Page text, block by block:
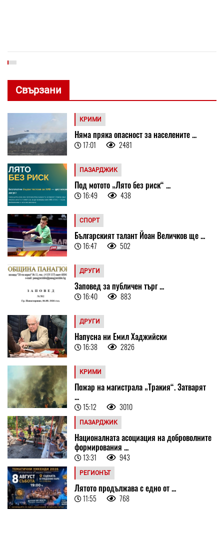
Свързани
КРИМИ
Няма пряка опасност за населените ...
17:01 2481
ПАЗАРДЖИК
Под мотото „Лято без риск“ ...
16:49 438
СПОРТ
Българският талант Йоан Величков ще ...
16:47 502
ДРУГИ
Заповед за публичен търг ...
16:40 883
ДРУГИ
Напусна ни Емил Хаджийски
16:38 2826
КРИМИ
Пожар на магистрала „Тракия“. Затварят
...
15:12 3010
ПАЗАРДЖИК
Националната асоциация на доброволните
формирования ...
13:31 943
РЕГИОНЪТ
Лятото продължава с едно от ...
11:55 768